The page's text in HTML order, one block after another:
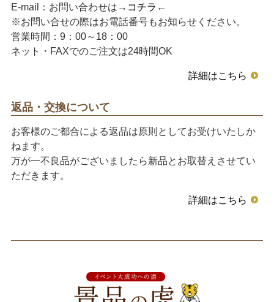
E-mail：お問い合わせは→ コチラ ←
※お問い合せの際はお電話番号もお知らせください。
営業時間：9：00～18：00
ネット・FAXでのご注文は24時間OK
詳細はこちら
返品・交換について
お客様のご都合による返品は原則としてお受けいたしか
ねます。
万が一不良品がございましたら新品とお取替えさせてい
ただきます。
詳細はこちら